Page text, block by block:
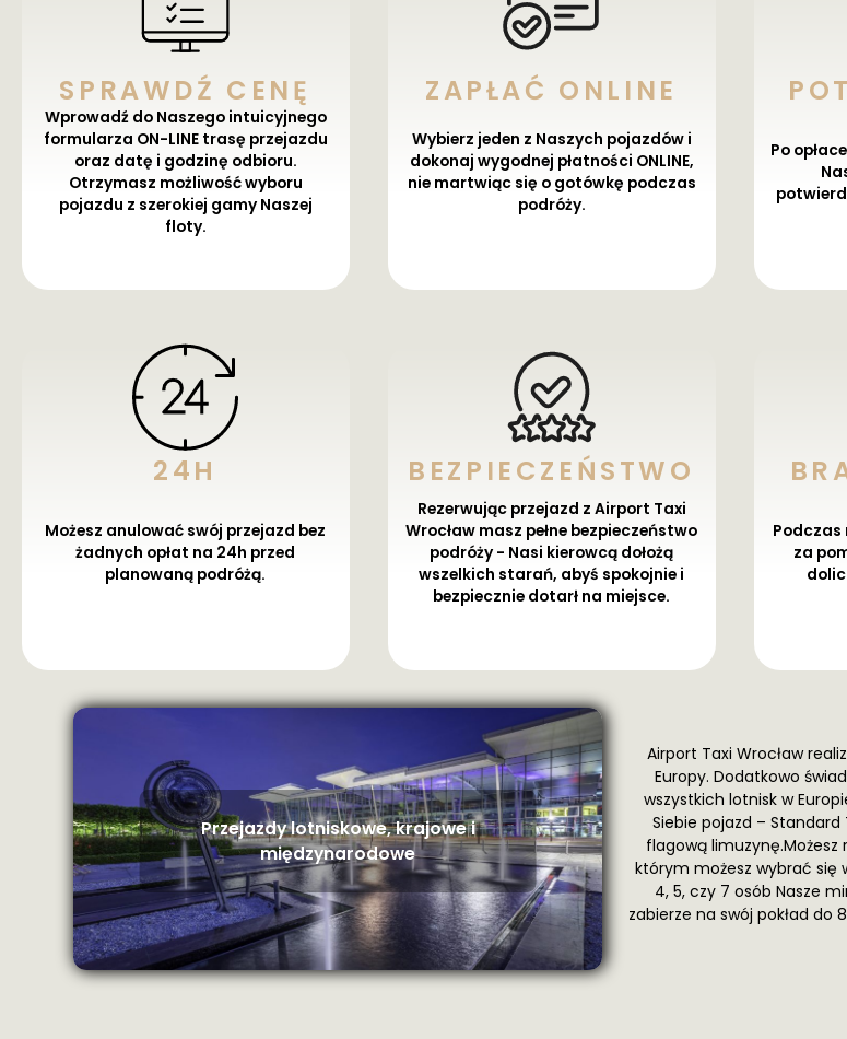
SPRAWDŹ CENĘ
Wprowadź do Naszego intuicyjnego
formularza ON-LINE trasę przejazdu
oraz datę i godzinę odbioru.
Otrzymasz możliwość wyboru
pojazdu z szerokiej gamy Naszej
floty.
ZAPŁAĆ ONLINE
Wybierz jeden z Naszych pojazdów i
dokonaj wygodnej płatności ONLINE,
nie martwiąc się o gotówkę podczas
podróży.
Po
24H
Możesz anulować swój przejazd bez
żadnych opłat na 24h przed
planowaną podróżą.
BEZPIECZEŃSTWO
Rezerwując przejazd z Airport Taxi
Wrocław masz pełne bezpieczeństwo
podróży - Nasi kierowcą dołożą
wszelkich starań, abyś spokojnie i
bezpiecznie dotarł na miejsce.
Podczas
za
Przejazdy lotniskowe, krajowe i
międzynarodowe
Airport Taxi Wrocław
Europy. Dodatkowo
wszystkich lotnisk w
Siebie pojazd –
flagową
którym możesz wybrać się
4, 5, czy 7 osób Nasze
zabierze na swój pokład do